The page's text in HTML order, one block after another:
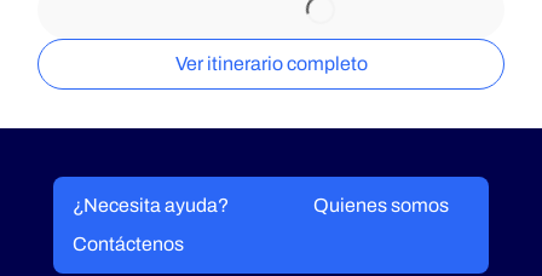
Ver itinerario completo
¿Necesita ayuda?
Quienes somos
Contáctenos